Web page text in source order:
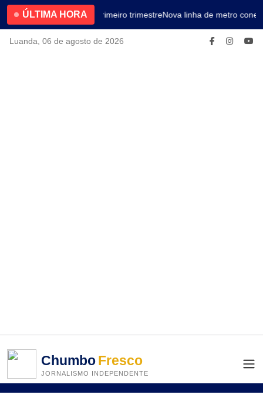
ÚLTIMA HORA4.2% no primeiro trimestreNova linha de metro
Luanda, 06 de agosto de 2026
ChumboFresco
JORNALISMO INDEPENDENTE